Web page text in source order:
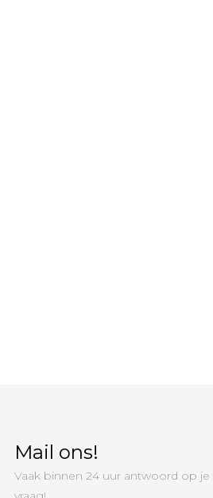
Mail ons!
Vaak binnen 24 uur antwoord op je